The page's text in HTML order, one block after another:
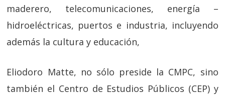
maderero, telecomunicaciones, energía –
hidroeléctricas, puertos e industria, incluyendo
además la cultura y educación,
Eliodoro Matte, no sólo preside la CMPC, sino
también el Centro de Estudios Públicos (CEP) y